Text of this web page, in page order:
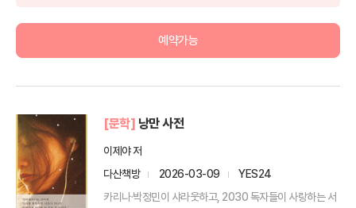
예약가능
[문학] 낭만 사전
이제야 저
다산책방
2026-03-09
YES24
카리나·박정민이 샤라웃하고, 2030 독자들이 사랑하는 서